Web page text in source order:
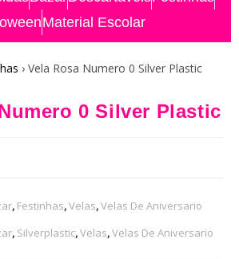
Material Escolar
› Vela Rosa Numero 0 Silver Plastic
0 Silver Plastic
, Festinhas,Velas,Velas De Aniversario
, Silverplastic,Velas,Velas De Aniversario